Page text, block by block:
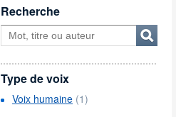
Recherche
Type de voix
Voix humaine (1)